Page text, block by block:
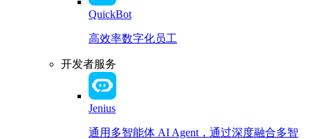
QuickBot
高效率数字化员工
开发者服务
Jenius
通用多智能体 AI Agent，通过深度融合多智